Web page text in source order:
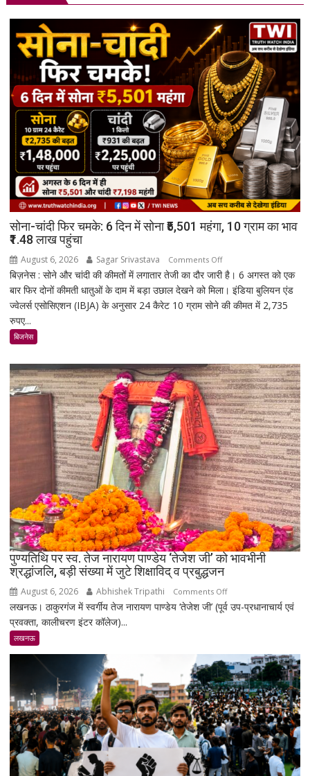
सोना-चांदी फिर चमके: 6 दिन में सोना ₹5,501 महंगा, 10 ग्राम का भाव
₹1.48 लाख पहुंचा
August 6, 2026 Sagar Srivastava Comments Offon
सोना-
चांदी
फिर
में
सोना
₹5,501
महंगा,
10
ग्राम
का
भाव
₹1.48
लाख
पहुंचा
बिज़नेस : सोने और चांदी की कीमतों में लगातार तेजी का दौर जारी है। 6 अगस्त को एक
बार फिर दोनों कीमती धातुओं के दाम में बड़ा उछाल देखने को मिला। इंडिया बुलियन एंड
ज्वेलर्स एसोसिएशन (IBJA) के अनुसार 24 कैरेट 10 ग्राम सोने की कीमत में 2,735
रुपए...
बिजनेस
पुण्यतिथि पर स्व. तेज नारायण पाण्डेय ‘तेजेश जी’ को भावभीनी
श्रद्धांजलि, बड़ी संख्या में जुटे शिक्षाविद् व प्रबुद्धजन
August 6, 2026 Abhishek Tripathi Comments Offon
पुण्यतिथि
तेज
नारायण
पाण्डेय
‘तेजेश
जी’
को
भावभीनी
श्रद्धांजलि,
बड़ी
लखनऊ। ठाकुरगंज में स्वर्गीय तेज नारायण पाण्डेय ‘तेजेश जी’ (पूर्व उप-प्रधानाचार्य एवं
प्रवक्ता, कालीचरण इंटर कॉलेज)...
लखनऊ